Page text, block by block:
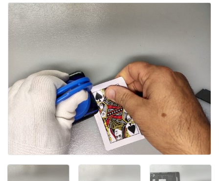
댓글 쓰기
취소